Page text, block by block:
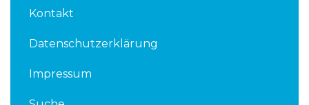
Kontakt
Datenschutzerklärung
Impressum